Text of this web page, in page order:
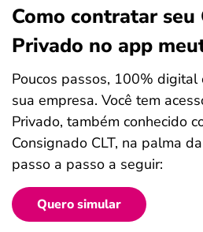
Como contratar seu
Privado no app
Poucos passos, 100% digital
sua empresa. Você tem
Privado, também conhecido
Consignado CLT, na palma
passo a passo a seguir:
Quero simular